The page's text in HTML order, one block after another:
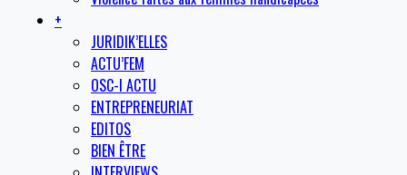
+
JURIDIK’ELLES
ACTU’FEM
OSC-I ACTU
ENTREPRENEURIAT
EDITOS
BIEN ÊTRE